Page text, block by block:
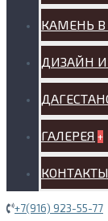
КАМЕНЬ В
ДИЗАЙН
ГАЛЕРЕЯ +
КОНТАКТЫ
+7(916) 923-55-77